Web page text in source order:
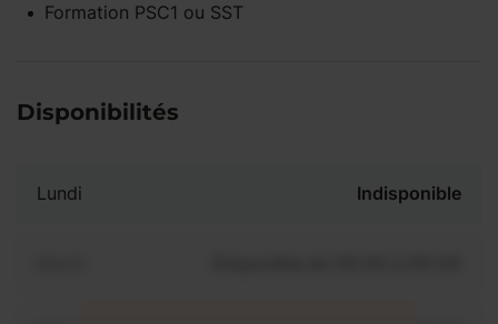
Formation PSC1 ou SST
Disponibilités
Lundi Indisponible